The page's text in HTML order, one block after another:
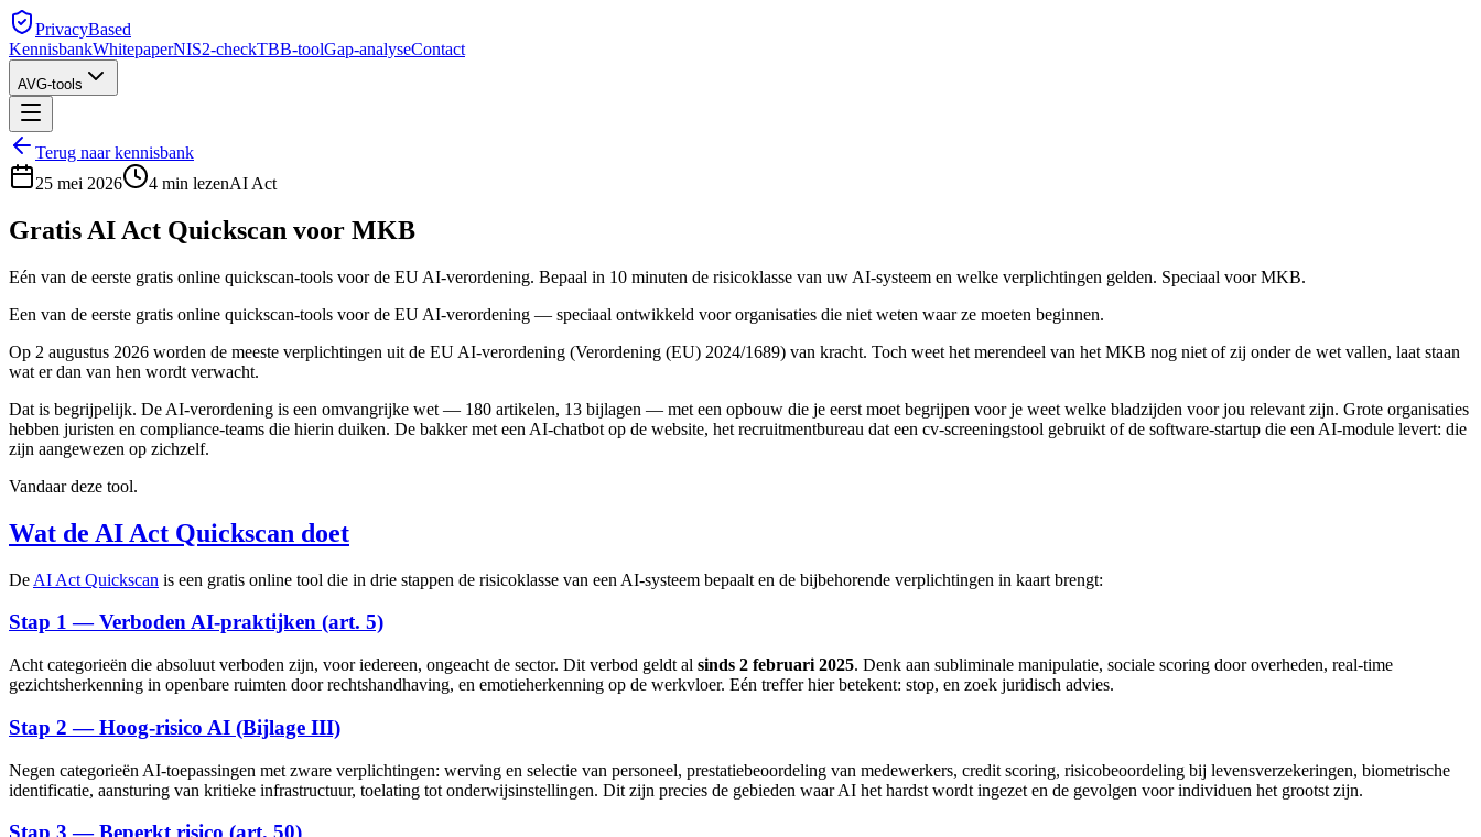
PrivacyBased
KennisbankWhitepaperNIS2-checkTBB-toolGap-analyseContact
AVG-tools
Terug naar kennisbank
25 mei 2026
4 min lezenAI Act
Gratis AI Act Quickscan voor MKB
Eén van de eerste gratis online quickscan-tools voor de EU AI-verordening. Bepaal in 10 minuten de risicoklasse van uw AI-systeem en welke verplichtingen gelden. Speciaal voor MKB.
Een van de eerste gratis online quickscan-tools voor de EU AI-verordening — speciaal ontwikkeld voor organisaties die niet weten waar ze moeten beginnen.
Op 2 augustus 2026 worden de meeste verplichtingen uit de EU AI-verordening (Verordening (EU) 2024/1689) van kracht. Toch weet het merendeel van het MKB nog niet of zij onder de wet vallen, laat staan
wat er dan van hen wordt verwacht.
Dat is begrijpelijk. De AI-verordening is een omvangrijke wet — 180 artikelen, 13 bijlagen — met een opbouw die je eerst moet begrijpen voor je weet welke bladzijden voor jou relevant zijn. Grote organisaties
hebben juristen en compliance-teams die hierin duiken. De bakker met een AI-chatbot op de website, het recruitmentbureau dat een cv-screeningstool gebruikt of de software-startup die een AI-module levert: die
zijn aangewezen op zichzelf.
Vandaar deze tool.
Wat de AI Act Quickscan doet
De AI Act Quickscan is een gratis online tool die in drie stappen de risicoklasse van een AI-systeem bepaalt en de bijbehorende verplichtingen in kaart brengt:
Stap 1 — Verboden AI-praktijken (art. 5)
Acht categorieën die absoluut verboden zijn, voor iedereen, ongeacht de sector. Dit verbod geldt al sinds 2 februari 2025. Denk aan subliminale manipulatie, sociale scoring door overheden, real-time
gezichtsherkenning in openbare ruimten door rechtshandhaving, en emotieherkenning op de werkvloer. Eén treffer hier betekent: stop, en zoek juridisch advies.
Stap 2 — Hoog-risico AI (Bijlage III)
Negen categorieën AI-toepassingen met zware verplichtingen: werving en selectie van personeel, prestatiebeoordeling van medewerkers, credit scoring, risicobeoordeling bij levensverzekeringen, biometrische
identificatie, aansturing van kritieke infrastructuur, toelating tot onderwijsinstellingen. Dit zijn precies de gebieden waar AI het hardst wordt ingezet en de gevolgen voor individuen het grootst zijn.
Stap 3 — Beperkt risico (art. 50)